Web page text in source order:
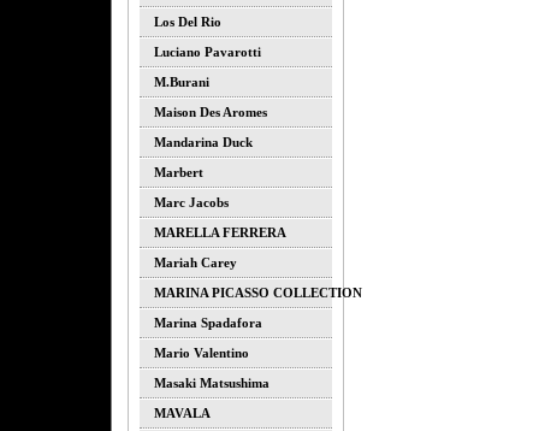
Los Del Rio
Luciano Pavarotti
M.burani
Maison Des Aromes
Mandarina Duck
Marbert
Marc Jacobs
MARELLA FERRERA
Mariah Carey
MARINA PICASSO COLLECTION
Marina Spadafora
Mario Valentino
Masaki Matsushima
MAVALA